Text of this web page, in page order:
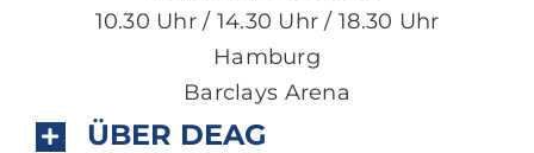
10.30 Uhr / 14.30 Uhr / 18.30 Uhr
Hamburg
Barclays Arena
ÜBER DEAG